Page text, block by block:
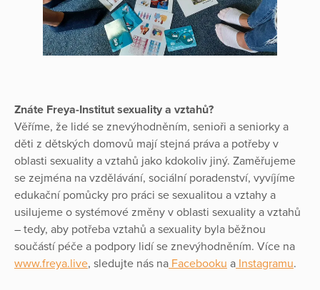
Znáte Freya-Institut sexuality a vztahů?
Věříme, že lidé se znevýhodněním, senioři a seniorky a
děti z dětských domovů mají stejná práva a potřeby v
oblasti sexuality a vztahů jako kdokoliv jiný. Zaměřujeme
se zejména na vzdělávání, sociální poradenství, vyvíjíme
edukační pomůcky pro práci se sexualitou a vztahy a
usilujeme o systémové změny v oblasti sexuality a vztahů
– tedy, aby potřeba vztahů a sexuality byla běžnou
součástí péče a podpory lidí se znevýhodněním. Více na
www.freya.live, sledujte nás na Facebooku a Instagramu.